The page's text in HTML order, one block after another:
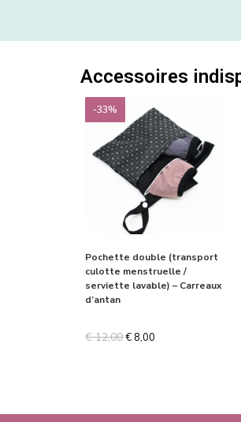
Accessoires
-33%
Pochette double (transport
culotte menstruelle /
serviette lavable) – Carreaux
d’antan
€12,00€ 8,00